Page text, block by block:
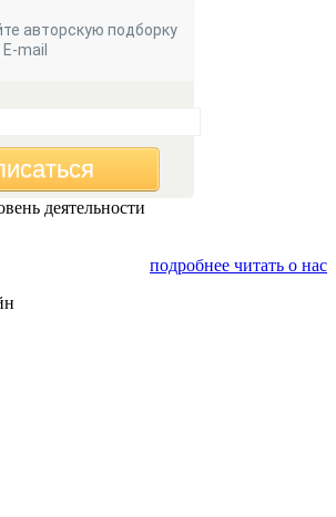
авторскую подборку
mail
деятельности
подробнее читать о нас